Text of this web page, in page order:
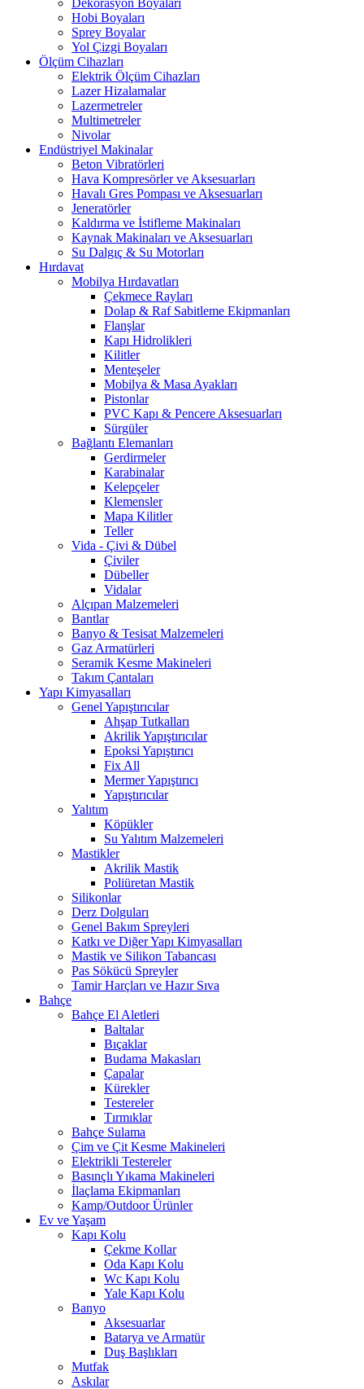
Dekorasyon Boyaları
Hobi Boyaları
Sprey Boyalar
Yol Çizgi Boyaları
Ölçüm Cihazları
Elektrik Ölçüm Cihazları
Lazer Hizalamalar
Lazermetreler
Multimetreler
Nivolar
Endüstriyel Makinalar
Beton Vibratörleri
Hava Kompresörler ve Aksesuarları
Havalı Gres Pompası ve Aksesuarları
Jeneratörler
Kaldırma ve İstifleme Makinaları
Kaynak Makinaları ve Aksesuarları
Su Dalgıç & Su Motorları
Hırdavat
Mobilya Hırdavatları
Çekmece Rayları
Dolap & Raf Sabitleme Ekipmanları
Flanşlar
Kapı Hidrolikleri
Kilitler
Menteşeler
Mobilya & Masa Ayakları
Pistonlar
PVC Kapı & Pencere Aksesuarları
Sürgüler
Bağlantı Elemanları
Gerdirmeler
Karabinalar
Kelepçeler
Klemensler
Mapa Kilitler
Teller
Vida - Çivi & Dübel
Çiviler
Dübeller
Vidalar
Alçıpan Malzemeleri
Bantlar
Banyo & Tesisat Malzemeleri
Gaz Armatürleri
Seramik Kesme Makineleri
Takım Çantaları
Yapı Kimyasalları
Genel Yapıştırıcılar
Ahşap Tutkalları
Akrilik Yapıştırıcılar
Epoksi Yapıştırıcı
Fix All
Mermer Yapıştırıcı
Yapıştırıcılar
Yalıtım
Köpükler
Su Yalıtım Malzemeleri
Mastikler
Akrilik Mastik
Poliüretan Mastik
Silikonlar
Derz Dolguları
Genel Bakım Spreyleri
Katkı ve Diğer Yapı Kimyasalları
Mastik ve Silikon Tabancası
Pas Sökücü Spreyler
Tamir Harçları ve Hazır Sıva
Bahçe
Bahçe El Aletleri
Baltalar
Bıçaklar
Budama Makasları
Çapalar
Kürekler
Testereler
Tırmıklar
Bahçe Sulama
Çim ve Çit Kesme Makineleri
Elektrikli Testereler
Basınçlı Yıkama Makineleri
İlaçlama Ekipmanları
Kamp/Outdoor Ürünler
Ev ve Yaşam
Kapı Kolu
Çekme Kollar
Oda Kapı Kolu
Wc Kapı Kolu
Yale Kapı Kolu
Banyo
Aksesuarlar
Batarya ve Armatür
Duş Başlıkları
Mutfak
Askılar